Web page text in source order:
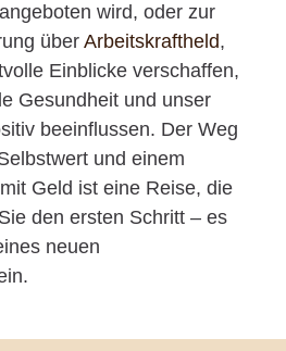
angeboten wird, oder zur
über Arbeitskraftheld,
Einblicke verschaffen,
Gesundheit und unser
beeinflussen. Der Weg
und einem
Geld ist eine Reise, die
den ersten Schritt – es
neuen